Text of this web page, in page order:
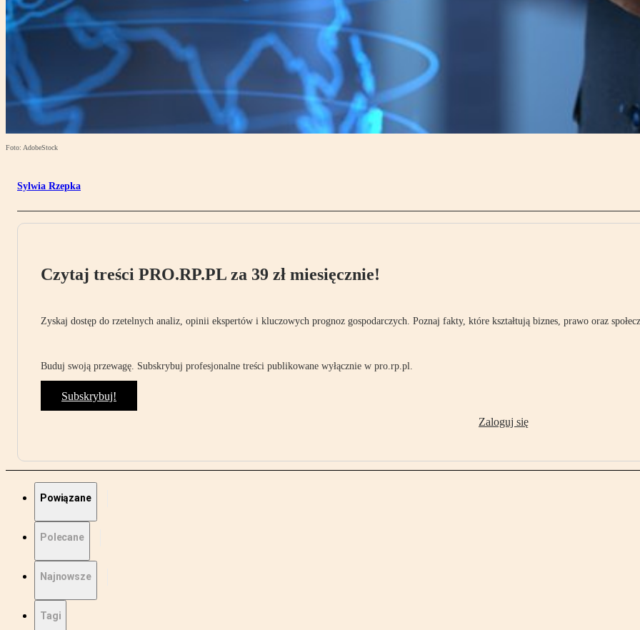
Foto: AdobeStock
Sylwia Rzepka
Czytaj treści PRO.RP.PL za 39 zł miesięcznie!
Zyskaj dostęp do rzetelnych analiz, opinii ekspertów i kluczowych prognoz gospodarczych. Poznaj fakty, które kształtują biznes, prawo oraz
Buduj swoją przewagę. Subskrybuj profesjonalne treści publikowane wyłącznie w pro.rp.pl.
Subskrybuj!
Zaloguj się
Powiązane
Polecane
Najnowsze
Tagi